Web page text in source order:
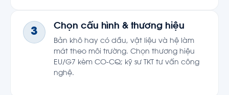
3 Chọn cấu hình & thương hiệu
Bản khô hay có dầu, vật liệu và hệ làm
mát theo môi trường. Chọn thương hiệu
EU/G7 kèm CO-CQ; kỹ sư TKT tư vấn công
nghệ.